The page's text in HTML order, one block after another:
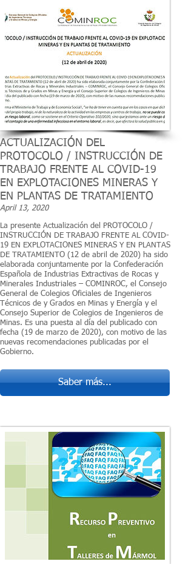
ACTUALIZACIÓN DEL
PROTOCOLO / INSTRUCCIÓN DE
TRABAJO FRENTE AL COVID-19
EN EXPLOTACIONES MINERAS Y
EN PLANTAS DE TRATAMIENTO
April 13, 2020
La presente Actualización del PROTOCOLO /
INSTRUCCIÓN DE TRABAJO FRENTE AL COVID-
19 EN EXPLOTACIONES MINERAS Y EN PLANTAS
DE TRATAMIENTO (12 de abril de 2020) ha sido
elaborada conjuntamente por la Confederación
Española de Industrias Extractivas de Rocas y
Minerales Industriales – COMINROC, el Consejo
General de Colegios Oficiales de Ingenieros
Técnicos de y Grados en Minas y Energía y el
Consejo Superior de Colegios de Ingenieros de
Minas. Es una puesta al día del publicado con
fecha (19 de marzo de 2020), con motivo de las
nuevas recomendaciones publicadas por el
Gobierno.
Saber más...